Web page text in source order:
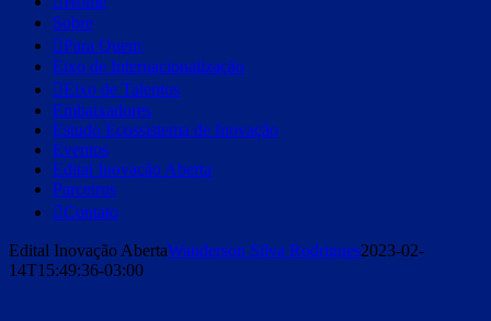
Sobre
Para Quem
Eixo de Internacionalização
Eixo de Talentos
Embaixadores
Estudo Ecossistema de Inovação
Eventos
Edital Inovação Aberta
Parceiros
Contato
Edital Inovação AbertaWanderson Silva Rodrigues2023-02-
14T15:49:36-03:00